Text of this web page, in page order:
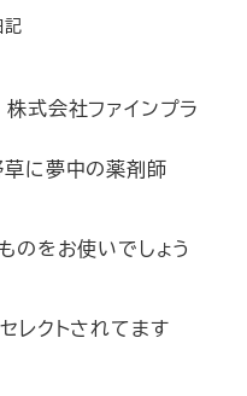
ー
記
式会社ファインプラ
に夢中の薬剤師
のをお使いでしょう
レクトされてます